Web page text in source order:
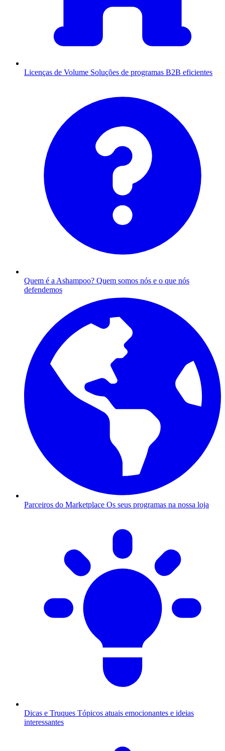
Licenças de Volume Soluções de programas B2B eficientes
Quem é a Ashampoo? Quem somos nós e o que nós
defendemos
Parceiros do Marketplace Os seus programas na nossa loja
Dicas e Truques Tópicos atuais emocionantes e ideias
interessantes